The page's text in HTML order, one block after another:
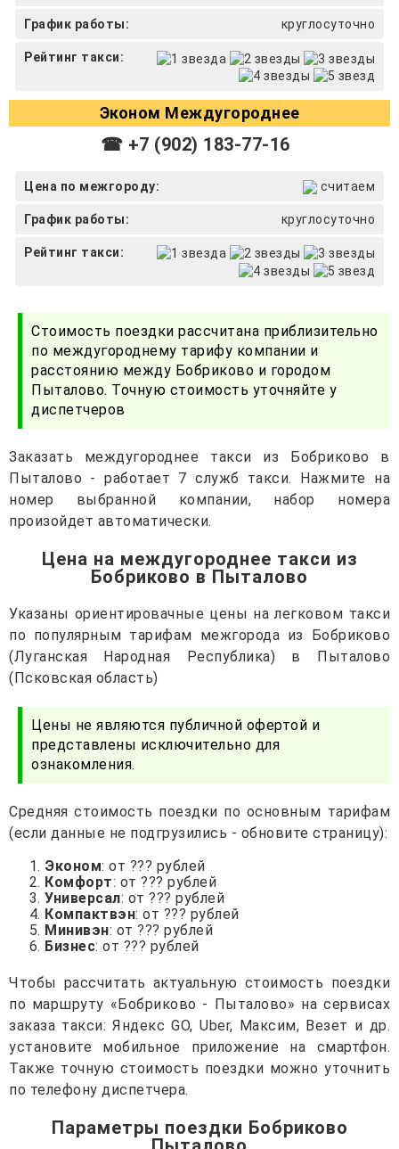
График работы: круглосуточно
Рейтинг такси:
Эконом Междугороднее
☎ +7 (902) 183-77-16
Цена по межгороду: считаем
График работы: круглосуточно
Рейтинг такси:
Стоимость поездки рассчитана приблизительно
по междугороднему тарифу компании и
расстоянию между Бобриково и городом
Пыталово. Точную стоимость уточняйте у
диспетчеров
Заказать междугороднее такси из Бобриково в
Пыталово - работает 7 служб такси. Нажмите на
номер выбранной компании, набор номера
произойдет автоматически.
Цена на междугороднее такси из
Бобриково в Пыталово
Указаны ориентировачные цены на легковом такси
по популярным тарифам межгорода из Бобриково
(Луганская Народная Республика) в Пыталово
(Псковская область)
Цены не являются публичной офертой и
представлены исключительно для
ознакомления.
Средняя стоимость поездки по основным тарифам
(если данные не подгрузились - обновите страницу):
Эконом: от ??? рублей
Комфорт: от ??? рублей
Универсал: от ??? рублей
Компактвэн: от ??? рублей
Минивэн: от ??? рублей
Бизнес: от ??? рублей
Чтобы рассчитать актуальную стоимость поездки
по маршруту «Бобриково - Пыталово» на сервисах
заказа такси: Яндекс GO, Uber, Максим, Везет и др.
установите мобильное приложение на смартфон.
Также точную стоимость поездки можно уточнить
по телефону диспетчера.
Параметры поездки Бобриково